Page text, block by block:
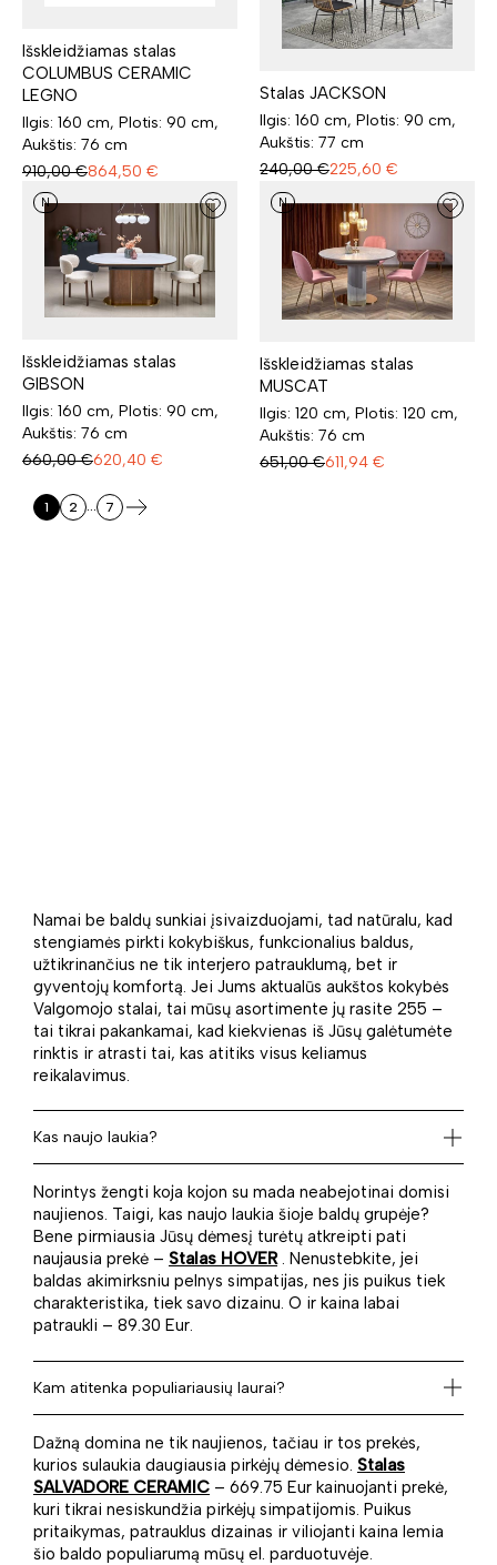
Išskleidžiamas stalas
COLUMBUS CERAMIC
LEGNO
Ilgis: 160 cm, Plotis: 90 cm,
Aukštis: 76 cm
910,00 €864,50 €
Stalas JACKSON
Ilgis: 160 cm, Plotis: 90 cm,
Aukštis: 77 cm
240,00 €225,60 €
N
Išskleidžiamas stalas
GIBSON
Ilgis: 160 cm, Plotis: 90 cm,
Aukštis: 76 cm
660,00 €620,40 €
N
Išskleidžiamas stalas
MUSCAT
Ilgis: 120 cm, Plotis: 120 cm,
Aukštis: 76 cm
651,00 €611,94 €
1 2 ... 7
Namai be baldų sunkiai įsivaizduojami, tad natūralu, kad
stengiamės pirkti kokybiškus, funkcionalius baldus,
užtikrinančius ne tik interjero patrauklumą, bet ir
gyventojų komfortą. Jei Jums aktualūs aukštos kokybės
Valgomojo stalai, tai mūsų asortimente jų rasite 255 –
tai tikrai pakankamai, kad kiekvienas iš Jūsų galėtumėte
rinktis ir atrasti tai, kas atitiks visus keliamus
reikalavimus.
Kas naujo laukia?
Norintys žengti koja kojon su mada neabejotinai domisi
naujienos. Taigi, kas naujo laukia šioje baldų grupėje?
Bene pirmiausia Jūsų dėmesį turėtų atkreipti pati
naujausia prekė – Stalas HOVER. Nenustebkite, jei
baldas akimirksniu pelnys simpatijas, nes jis puikus tiek
charakteristika, tiek savo dizainu. O ir kaina labai
patraukli – 89.30 Eur.
Kam atitenka populiariausių laurai?
Dažną domina ne tik naujienos, tačiau ir tos prekės,
kurios sulaukia daugiausia pirkėjų dėmesio. Stalas
SALVADORE CERAMIC – 669.75 Eur kainuojanti prekė,
kuri tikrai nesiskundžia pirkėjų simpatijomis. Puikus
pritaikymas, patrauklus dizainas ir viliojanti kaina lemia
šio baldo populiarumą mūsų el. parduotuvėje.